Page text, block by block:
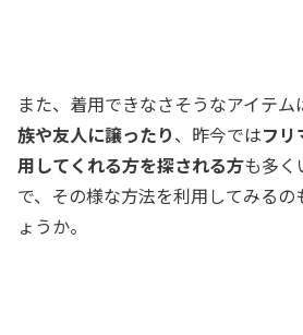
また、着用できなさそうなアイテム
族や友人に譲ったり、昨今ではフ
用してくれる方を探される方も多く
で、その様な方法を利用してみる
ょうか。